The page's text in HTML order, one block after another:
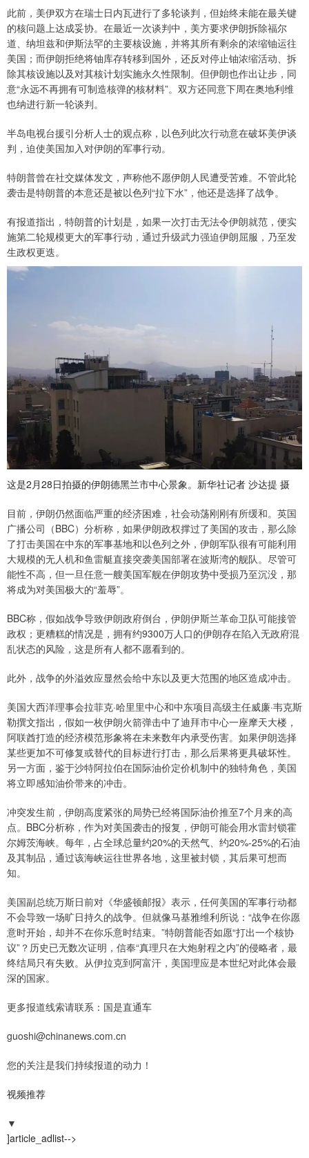
此前，美伊双方在瑞士日内瓦进行了多轮谈判，但始终未能在最关键
的核问题上达成妥协。在最近一次谈判中，美方要求伊朗拆除福尔
道、纳坦兹和伊斯法罕的主要核设施，并将其所有剩余的浓缩铀运往
美国；而伊朗拒绝将铀库存转移到国外，还反对停止铀浓缩活动、拆
除其核设施以及对其核计划实施永久性限制。但伊朗也作出让步，同
意“永远不再拥有可制造核弹的核材料”。双方还同意下周在奥地利维
也纳进行新一轮谈判。
半岛电视台援引分析人士的观点称，以色列此次行动意在破坏美伊谈
判，迫使美国加入对伊朗的军事行动。
特朗普曾在社交媒体发文，声称他不愿伊朗人民遭受苦难。不管此轮
袭击是特朗普的本意还是被以色列“拉下水”，他还是选择了战争。
有报道指出，特朗普的计划是，如果一次打击无法令伊朗就范，便实
施第二轮规模更大的军事行动，通过升级武力强迫伊朗屈服，乃至发
生政权更迭。
这是2月28日拍摄的伊朗德黑兰市中心景象。新华社记者 沙达提 摄
目前，伊朗仍然面临严重的经济困难，社会动荡刚刚有所缓和。英国
广播公司（BBC）分析称，如果伊朗政权撑过了美国的攻击，那么除
了打击美国在中东的军事基地和以色列之外，伊朗军队很有可能利用
大规模的无人机和鱼雷艇直接突袭美国部署在波斯湾的舰队。尽管可
能性不高，但一旦任意一艘美国军舰在伊朗攻势中受损乃至沉没，那
将成为对美国极大的“羞辱”。
BBC称，假如战争导致伊朗政府倒台，伊朗伊斯兰革命卫队可能接管
政权；更糟糕的情况是，拥有约9300万人口的伊朗存在陷入无政府混
乱状态的风险，这是所有人都不愿看到的。
此外，战争的外溢效应显然会给中东以及更大范围的地区造成冲击。
美国大西洋理事会拉菲克·哈里里中心和中东项目高级主任威廉·韦克斯
勒撰文指出，假如一枚伊朗火箭弹击中了迪拜市中心一座摩天大楼，
阿联酋打造的经济模范形象将在未来数年内承受伤害。如果伊朗选择
某些更加不可修复或替代的目标进行打击，那么后果将更具破坏性。
另一方面，鉴于沙特阿拉伯在国际油价定价机制中的独特角色，美国
将立即感知油价带来的冲击。
冲突发生前，伊朗高度紧张的局势已经将国际油价推至7个月来的高
点。BBC分析称，作为对美国袭击的报复，伊朗可能会用水雷封锁霍
尔姆茨海峡。每年，占全球总量约20%的天然气、约20%-25%的石油
及其制品，通过该海峡运往世界各地，这里被封锁，其后果可想而
知。
美国副总统万斯日前对《华盛顿邮报》表示，任何美国的军事行动都
不会导致一场旷日持久的战争。但就像马基雅维利所说：“战争在你愿
意时开始，却并不在你乐意时结束。”特朗普能否如愿“打出一个核协
议”？历史已无数次证明，信奉“真理只在大炮射程之内”的侵略者，最
终结局只有失败。从伊拉克到阿富汗，美国理应是本世纪对此体会最
深的国家。
更多报道线索请联系：国是直通车
guoshi@chinanews.com.cn
您的关注是我们持续报道的动力！
视频推荐
▼
]article_adlist-->